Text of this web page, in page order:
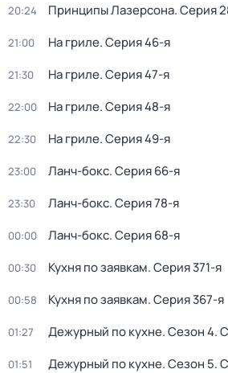
20:24 Принципы Лазерсона. Серия
21:00 На гриле. Серия 46-я
21:30 На гриле. Серия 47-я
22:00 На гриле. Серия 48-я
22:30 На гриле. Серия 49-я
23:00 Ланч-бокс. Серия 66-я
23:30 Ланч-бокс. Серия 78-я
00:00 Ланч-бокс. Серия 68-я
00:30 Кухня по заявкам. Серия 371-я
00:58 Кухня по заявкам. Серия 367-я
01:27 Дежурный по кухне. Сезон 4.
01:51 Дежурный по кухне. Сезон 5.